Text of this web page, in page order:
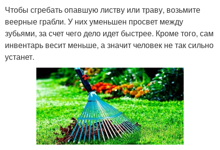
Чтобы сгребать опавшую листву или траву, возьмите
веерные грабли. У них уменьшен просвет между
зубьями, за счет чего дело идет быстрее. Кроме того, сам
инвентарь весит меньше, а значит человек не так сильно
устанет.